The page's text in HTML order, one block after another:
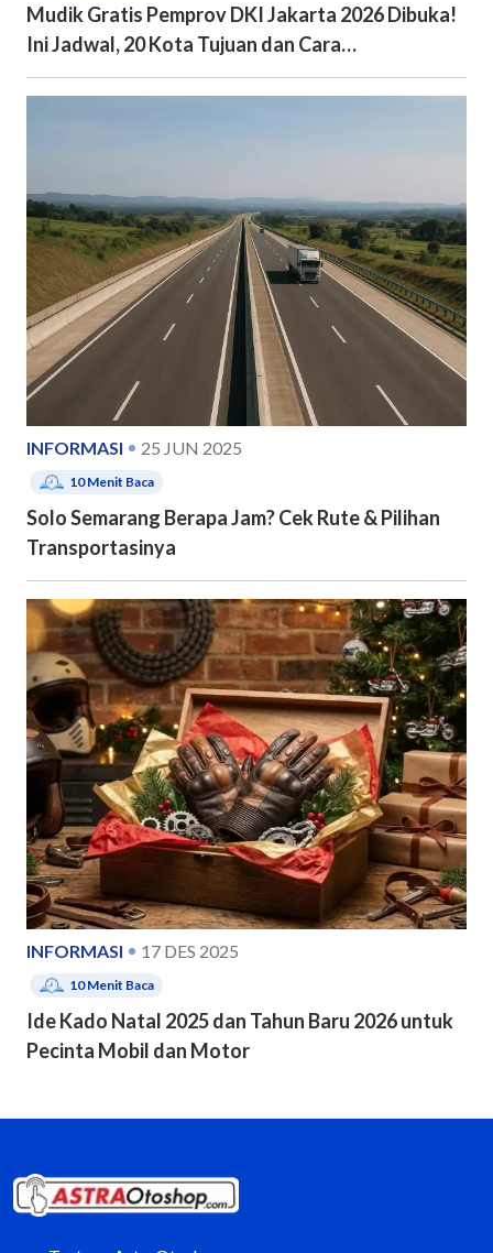
Mudik Gratis Pemprov DKI Jakarta 2026 Dibuka!
Ini Jadwal, 20 Kota Tujuan dan Cara
Pendaftarannya
INFORMASI 25 JUN 2025
10Menit Baca
Solo Semarang Berapa Jam? Cek Rute & Pilihan
Transportasinya
INFORMASI 17 DES 2025
10Menit Baca
Ide Kado Natal 2025 dan Tahun Baru 2026 untuk
Pecinta Mobil dan Motor